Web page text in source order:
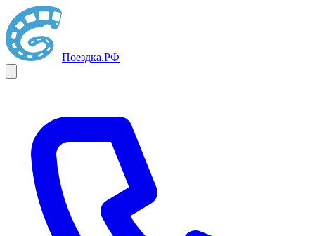
Поездка.РФ